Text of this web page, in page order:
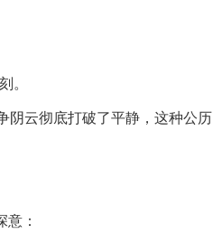
。
阴云彻底打破了平静，这种公历
：